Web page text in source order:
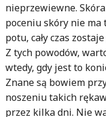
nieprzewiewne.
poceniu skóry nie
potu, cały czas
Z tych powodów,
wtedy, gdy jest to
Znane są bowiem
noszeniu takich
przez kilka dni. Nie